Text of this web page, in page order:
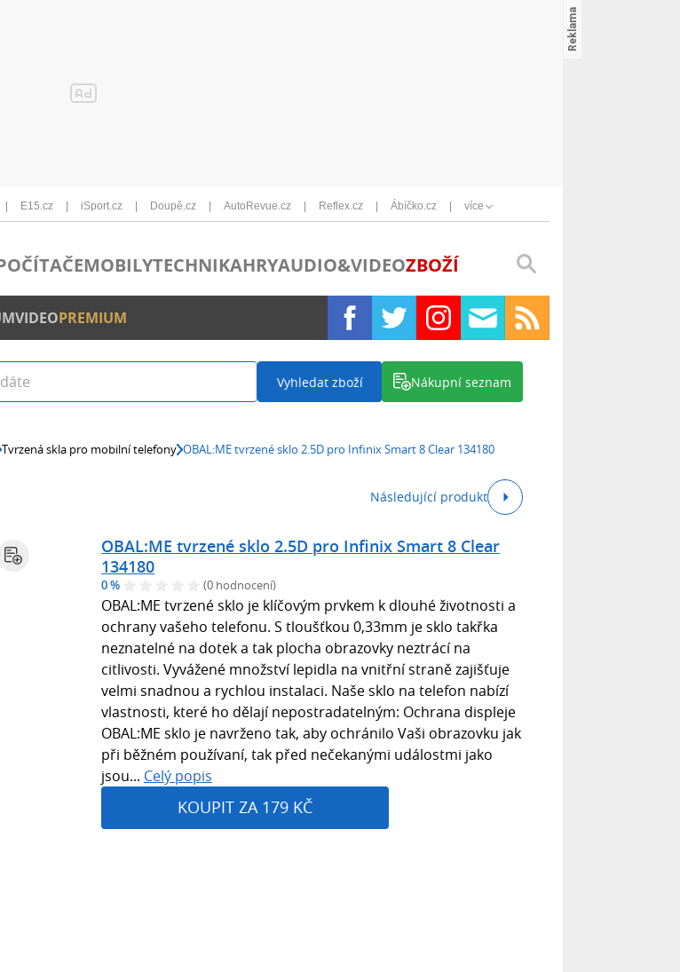
E15.cz iSport.cz Doupě.cz AutoRevue.cz Reflex.cz Ábíčko.cz více
MOBILYTECHNIKAHRYAUDIO&VIDEOZBOŽÍ
VIDEOPREMIUM
Vyhledat zboží Nákupní seznam
Tvrzená skla pro mobilní telefony OBAL:ME tvrzené sklo 2.5D pro Infinix Smart 8 Clear 134180
Následující produkt
OBAL:ME tvrzené sklo 2.5D pro Infinix Smart 8 Clear
134180
0 % (0 hodnocení)
OBAL:ME tvrzené sklo je klíčovým prvkem k dlouhé životnosti a
ochrany vašeho telefonu. S tloušťkou 0,33mm je sklo takřka
neznatelné na dotek a tak plocha obrazovky neztrácí na
citlivosti. Vyvážené množství lepidla na vnitřní straně zajišťuje
velmi snadnou a rychlou instalaci. Naše sklo na telefon nabízí
vlastnosti, které ho dělají nepostradatelným: Ochrana displeje
OBAL:ME sklo je navrženo tak, aby ochránilo Vaši obrazovku jak
při běžném používaní, tak před nečekanými událostmi jako
jsou... Celý popis
KOUPIT ZA 179 KČ